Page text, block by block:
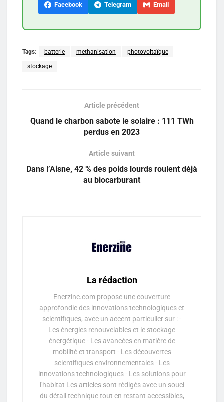
Facebook Telegram Email
Tags: batterie methanisation photovoltaïque
stockage
Article précédent
Quand le charbon sabote le solaire : 111 TWh
perdus en 2023
Article suivant
Dans l’Aisne, 42 % des poids lourds roulent déjà
au biocarburant
La rédaction
Enerzine.com propose une couverture
approfondie des innovations technologiques et
scientifiques, avec un accent particulier sur : -
Les énergies renouvelables et le stockage
énergétique - Les avancées en matière de
mobilité et transport - Les découvertes
scientifiques environnementales - Les
innovations technologiques - Les solutions pour
l'habitat Les articles sont rédigés avec un souci
du détail technique tout en restant accessibles,